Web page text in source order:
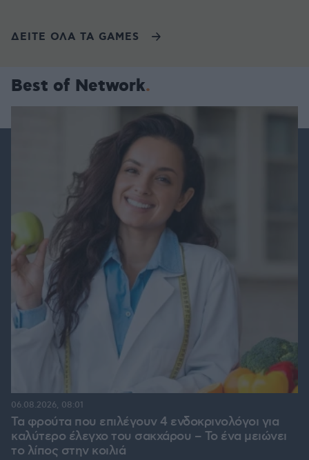
ΔΕΙΤΕ ΟΛΑ ΤΑ GAMES
Best of Network
Τα φρούτα που επιλέγουν 4 ενδοκρινολόγοι για
καλύτερο έλεγχο του σακχάρου – Το ένα μειώνει
το λίπος στην κοιλιά
06.08.2026, 08:01